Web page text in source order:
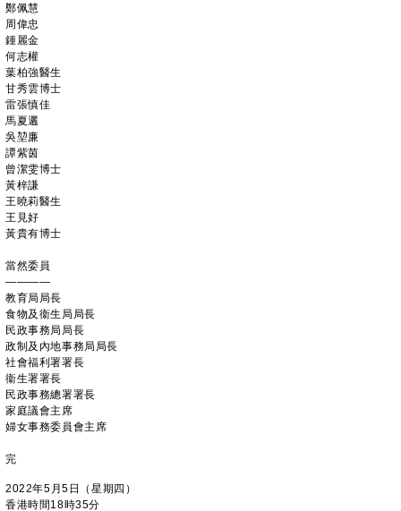
鄭佩慧
周偉忠
鍾麗金
何志權
葉柏強醫生
甘秀雲博士
雷張慎佳
馬夏邐
吳堃廉
譚紫茵
曾潔雯博士
黃梓謙
王曉莉醫生
王見好
黃貴有博士
當然委員
————
教育局局長
食物及衞生局局長
民政事務局局長
政制及內地事務局局長
社會福利署署長
衞生署署長
民政事務總署署長
家庭議會主席
婦女事務委員會主席
完
2022年5月5日（星期四）
香港時間18時35分